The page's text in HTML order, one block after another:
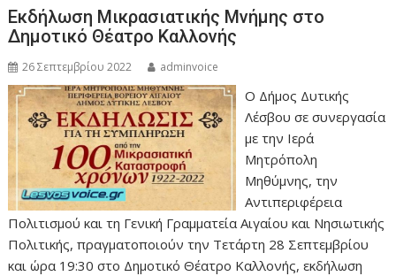
Εκδήλωση Μικρασιατικής Μνήμης στο
Δημοτικό Θέατρο Καλλονής
26 Σεπτεμβρίου 2022 adminvoice
Ο Δήμος Δυτικής
Λέσβου σε συνεργασία
με την Ιερά
Μητρόπολη
Μηθύμνης, την
Αντιπεριφέρεια
Πολιτισμού και τη Γενική Γραμματεία Αιγαίου και Νησιωτικής
Πολιτικής, πραγματοποιούν την Τετάρτη 28 Σεπτεμβρίου
και ώρα 19:30 στο Δημοτικό Θέατρο Καλλονής, εκδήλωση